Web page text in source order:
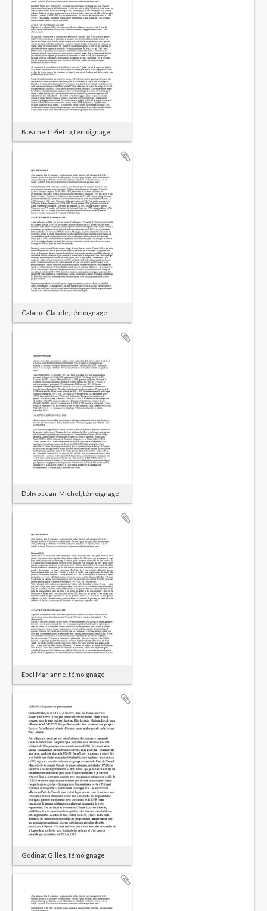
Boschetti Pietro, témoignage
Calame Claude, témoignage
Dolivo Jean-Michel, témoignage
Ebel Marianne, témoignage
Godinat Gilles, témoignage